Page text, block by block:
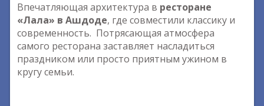
Впечатляющая архитектура в ресторане
«Лала» в Ашдоде, где совместили классику и
современность. Потрясающая атмосфера
самого ресторана заставляет насладиться
праздником или просто приятным ужином в
кругу семьи.